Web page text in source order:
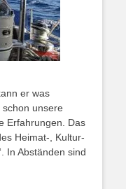
er was
unsere
Erfahrungen. Das
Heimat-, Kultur-
In Abständen sind